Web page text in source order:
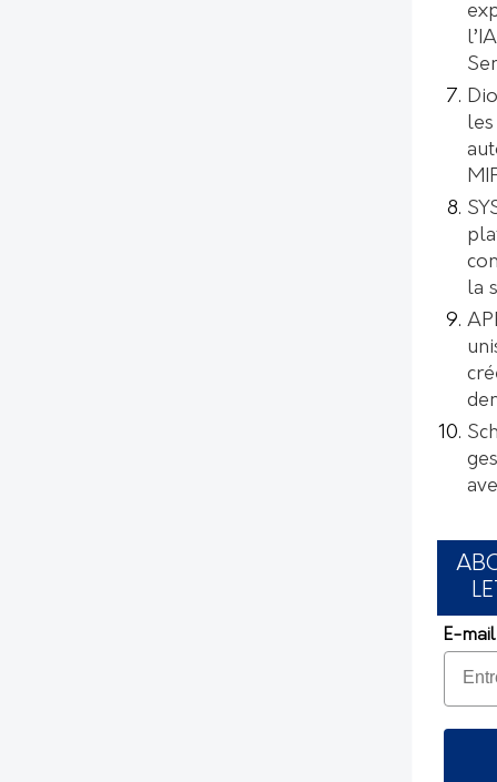
la
E-mail